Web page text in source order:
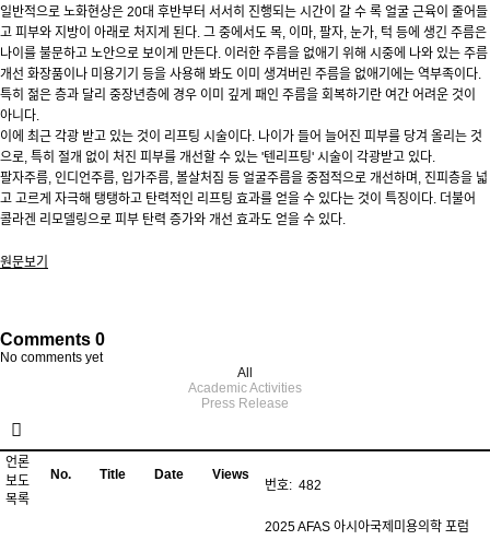
일반적으로 노화현상은 20대 후반부터 서서히 진행되는 시간이 갈 수 록 얼굴 근육이 줄어들
고 피부와 지방이 아래로 처지게 된다. 그 중에서도 목, 이마, 팔자, 눈가, 턱 등에 생긴 주름은
나이를 불문하고 노안으로 보이게 만든다. 이러한 주름을 없애기 위해 시중에 나와 있는 주름
개선 화장품이나 미용기기 등을 사용해 봐도 이미 생겨버린 주름을 없애기에는 역부족이다.
특히 젊은 층과 달리 중장년층에 경우 이미 깊게 패인 주름을 회복하기란 여간 어려운 것이
아니다.
이에 최근 각광 받고 있는 것이 리프팅 시술이다. 나이가 들어 늘어진 피부를 당겨 올리는 것
으로, 특히 절개 없이 처진 피부를 개선할 수 있는 '텐리프팅' 시술이 각광받고 있다.
팔자주름, 인디언주름, 입가주름, 볼살처짐 등 얼굴주름을 중점적으로 개선하며, 진피층을 넓
고 고르게 자극해 탱탱하고 탄력적인 리프팅 효과를 얻을 수 있다는 것이 특징이다. 더불어
콜라겐 리모델링으로 피부 탄력 증가와 개선 효과도 얻을 수 있다.
원문보기
Comments 0
No comments yet
All
Academic Activities
Press Release
언론
보도
목록
No. Title Date Views
482
2025 AFAS 아시아국제미용의학 포럼